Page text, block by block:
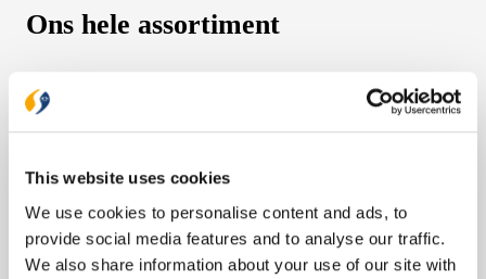
This website uses cookies
We use cookies to personalise content and ads, to
provide social media features and to analyse our traffic.
We also share information about your use of our site with
Ons hele assortiment
Bijbels
Bijbelse cadeaus
Herziene Statenvertaling
Willibrordvertaling
Zij Lacht